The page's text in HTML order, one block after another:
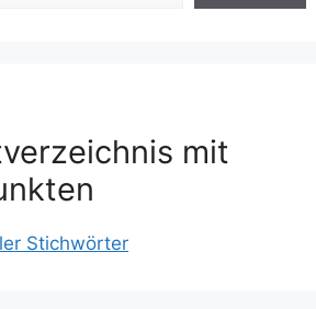
mit
Stichwörter